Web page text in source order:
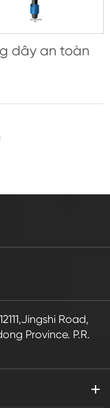
dây an toàn
Road,
Province. P.R.